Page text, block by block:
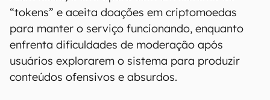
“tokens” e aceita doações em criptomoedas
para manter o serviço funcionando, enquanto
enfrenta dificuldades de moderação após
usuários explorarem o sistema para produzir
conteúdos ofensivos e absurdos.